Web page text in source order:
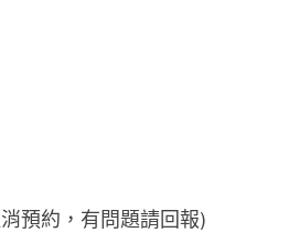
預約，有問題請回報)